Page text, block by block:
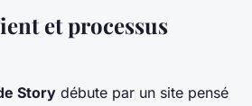
et processus
Story débute par un site pensé